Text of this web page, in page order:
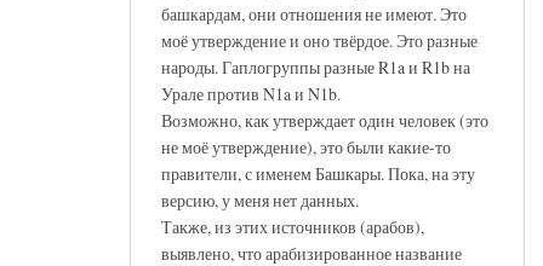
башкардам, они отношения не имеют. Это
моё утверждение и оно твёрдое. Это разные
народы. Гаплогруппы разные R1a и R1b на
Урале против N1a и N1b.
Возможно, как утверждает один человек (это
не моё утверждение), это были какие-то
правители, с именем Башкары. Пока, на эту
версию, у меня нет данных.
Также, из этих источников (арабов),
выявлено, что арабизированное название